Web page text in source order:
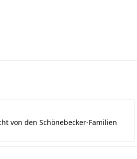
von den Schönebecker-Familien